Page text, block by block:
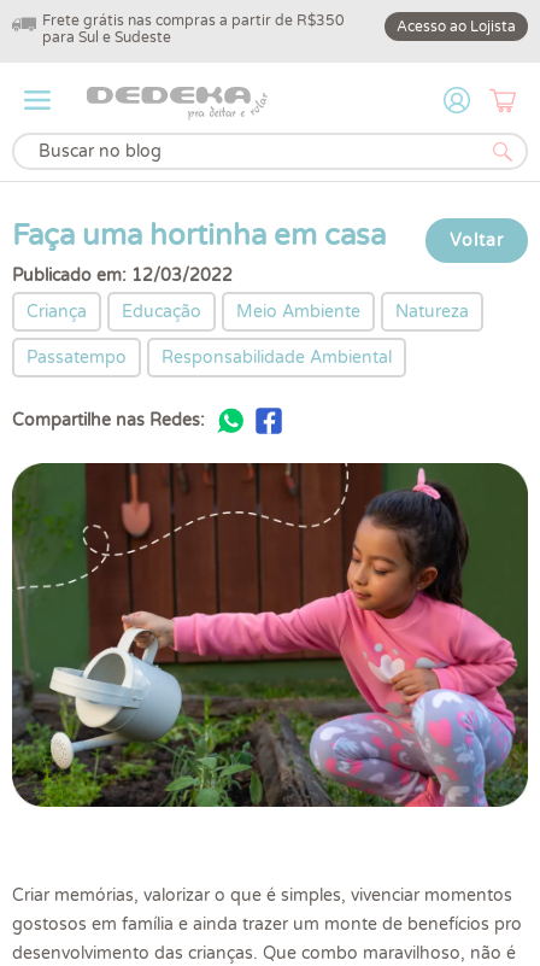
Frete grátis nas compras a partir de R$350
para Sul e Sudeste
10% off na
DEDEKA10
Acesso ao Lojista
Faça uma hortinha em casa
Voltar
Publicado em: 12/03/2022
Criança
Educação Meio Ambiente Natureza
Passatempo Responsabilidade Ambiental
Compartilhe nas Redes:
Criar memórias, valorizar o que é simples, vivenciar momentos
gostosos em família e ainda trazer um monte de benefícios pro
desenvolvimento das crianças. Que combo maravilhoso, não é